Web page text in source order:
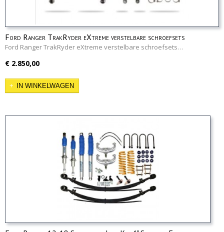
Ford Ranger TrakRyder eXtreme verstelbare schroefsets
Ford Ranger TrakRyder eXtreme verstelbare schroefsets…
€ 2.850,00
IN WINKELWAGEN